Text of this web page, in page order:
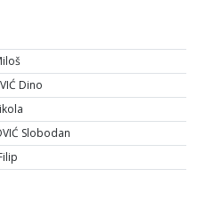
Dino
Slobodan